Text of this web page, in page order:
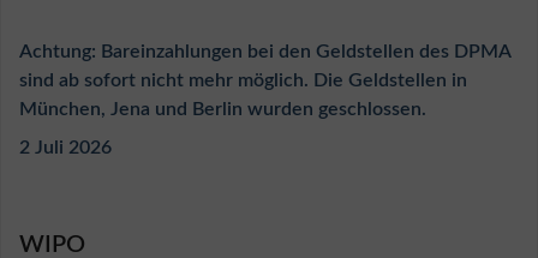
Achtung: Bareinzahlungen bei den Geldstellen des DPMA
sind ab sofort nicht mehr möglich. Die Geldstellen in
München, Jena und Berlin wurden geschlossen.
2 Juli 2026
WIPO